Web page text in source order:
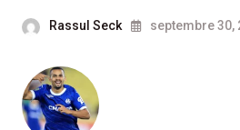
Rassul Seck septembre 30,